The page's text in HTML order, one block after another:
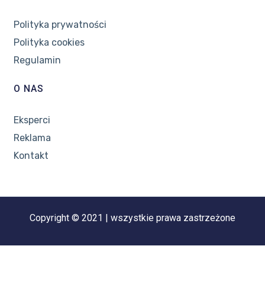
Polityka prywatności
Polityka cookies
Regulamin
O NAS
Eksperci
Reklama
Kontakt
Copyright © 2021 | wszystkie prawa zastrzeżone